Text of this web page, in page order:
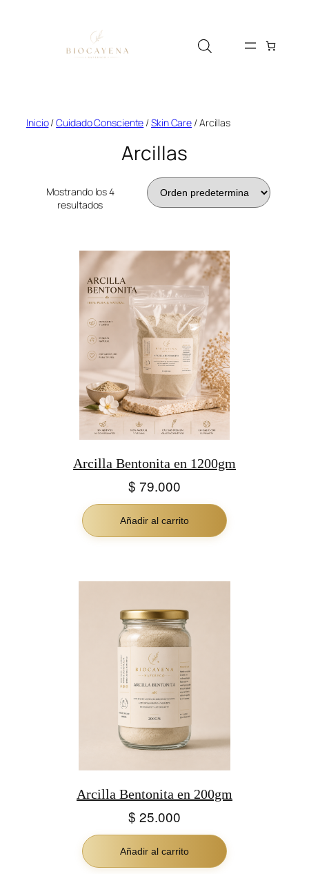
Inicio/Cuidado Consciente /Skin Care / Arcillas
Arcillas
Mostrando los 4
resultados
Arcilla Bentonita en 1200gm
$ 79.000
Añadir al carrito
Arcilla Bentonita en 200gm
$ 25.000
Añadir al carrito